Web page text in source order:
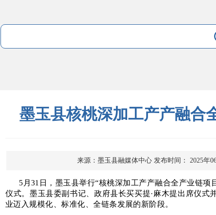
墨玉县核桃深加工产产融合
来源：墨玉县融媒体中心 发布时间： 2025年
5月31日，墨玉县举行“核桃深加工产产融合全产业链项
仪式。墨玉县委副书记、政府县长买买提·麻木提出席仪式
业迈入规模化、标准化、全链条发展的新阶段。